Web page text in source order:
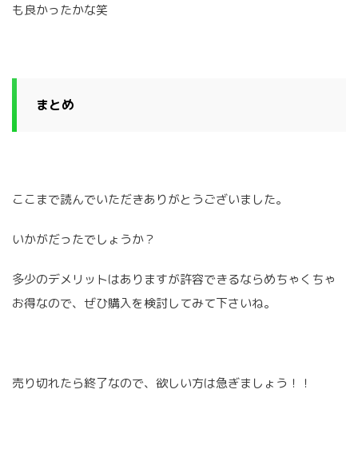
も良かったかな笑
まとめ
ここまで読んでいただきありがとうございました。
いかがだったでしょうか？
多少のデメリットはありますが許容できるならめちゃくちゃ
お得なので、ぜひ購入を検討してみて下さいね。
売り切れたら終了なので、欲しい方は急ぎましょう！！